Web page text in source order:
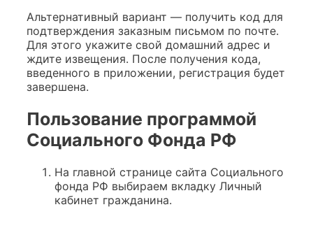
Альтернативный вариант — получить код для
подтверждения заказным письмом по почте.
Для этого укажите свой домашний адрес и
ждите извещения. После получения кода,
введенного в приложении, регистрация будет
завершена.
Пользование программой
Социального Фонда РФ
На главной странице сайта Социального
фонда РФ выбираем вкладку Личный
кабинет гражданина.